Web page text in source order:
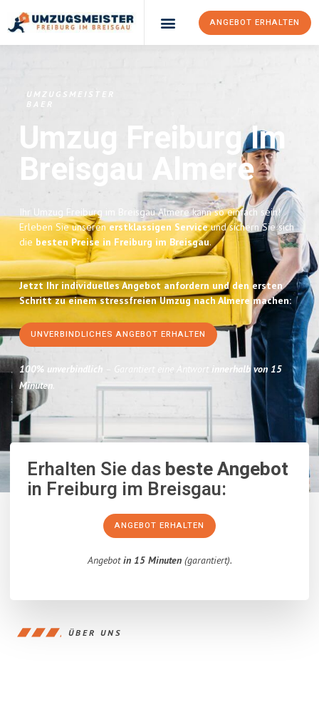
ANGEBOT ERHALTEN
UMZUGSMEISTER
BAER
Umzug Freiburg Im
Breisgau Almere
Ihr Umzug Freiburg im Breisgau Almere kann so einfach sein!
Erleben Sie unserenerstklassigen Serviceund sichern Sie sich
die besten Preise in Freiburg im Breisgau.
Jetzt Ihr individuelles Angebot anfordern und den ersten
Schritt zu einem stressfreien Umzug nach Almere machen:
UNVERBINDLICHES ANGEBOT ERHALTEN
100% unverbindlich – Garantiert eine Antwort innerhalb von 15
Minuten.
Erhalten Sie dasbeste Angebot
in Freiburg im Breisgau:
ANGEBOT ERHALTEN
Angebotin 15 Minuten(garantiert).
ÜBER UNS